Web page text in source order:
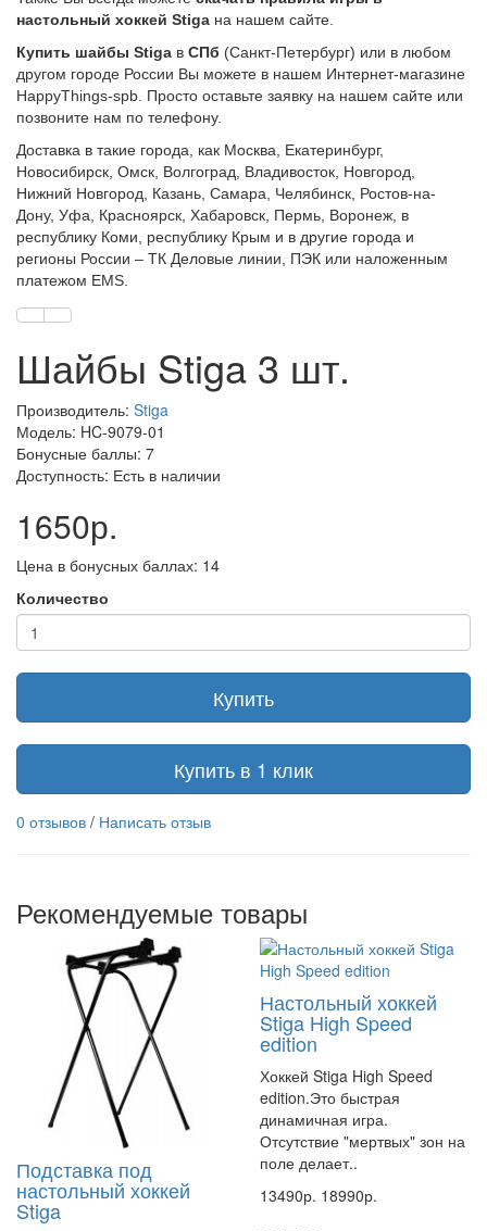
настольный хоккей Stiga на нашем сайте.
Купить шайбы Stiga в СПб (Санкт-Петербург) или в любом
другом городе России Вы можете в нашем Интернет-магазине
HappyThings-spb. Просто оставьте заявку на нашем сайте или
позвоните нам по телефону.
Доставка в такие города, как Москва, Екатеринбург,
Новосибирск, Омск, Волгоград, Владивосток, Новгород,
Нижний Новгород, Казань, Самара, Челябинск, Ростов-на-
Дону, Уфа, Красноярск, Хабаровск, Пермь, Воронеж, в
республику Коми, республику Крым и в другие города и
регионы России – ТК Деловые линии, ПЭК или наложенным
платежом EMS.
Шайбы Stiga 3 шт.
Производитель: Stiga
Модель: HC-9079-01
Бонусные баллы: 7
Доступность: Есть в наличии
1650р.
Цена в бонусных баллах: 14
Количество
Купить
Купить в 1 клик
0 отзывов / Написать отзыв
Рекомендуемые товары
Подставка под
настольный хоккей
Stiga
Настольный хоккей
Stiga High Speed
edition
Хоккей Stiga High Speed
edition.Это быстрая
динамичная игра.
Отсутствие "мертвых" зон на
поле делает..
13490р. 18990р.